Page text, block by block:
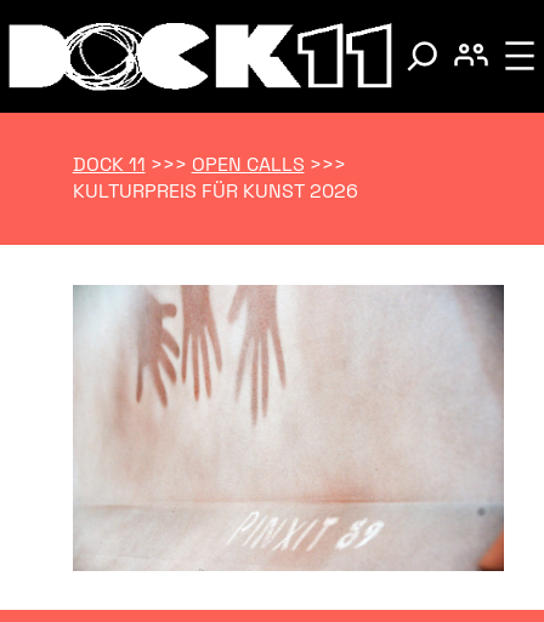
DOCK 11 >>> OPEN CALLS >>>
KULTURPREIS FÜR KUNST 2026